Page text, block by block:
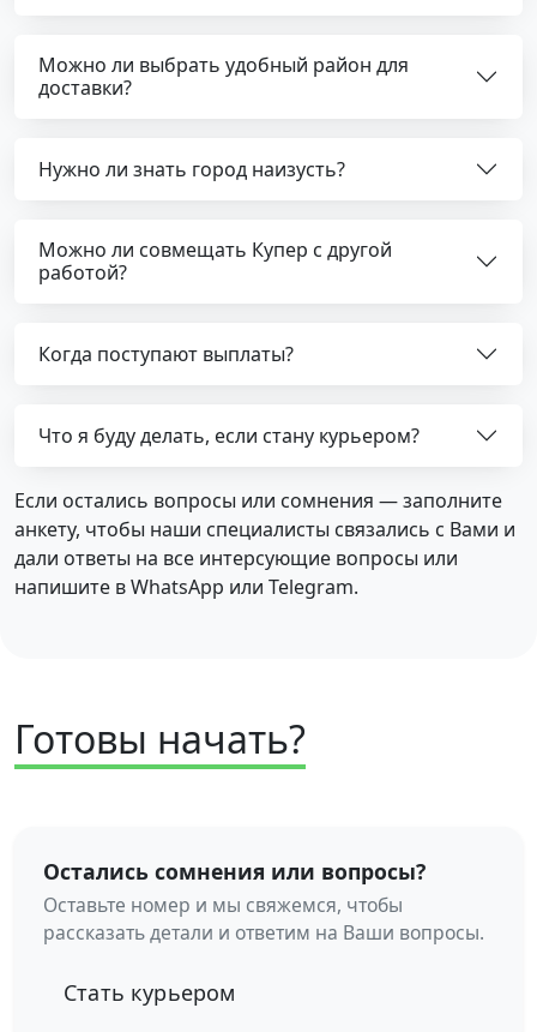
Можно ли выбрать удобный район для
доставки?
Нужно ли знать город наизусть?
Можно ли совмещать Купер с другой
работой?
Когда поступают выплаты?
Что я буду делать, если стану курьером?
Если остались вопросы или сомнения — заполните
анкету, чтобы наши специалисты связались с Вами и
дали ответы на все интерсующие вопросы или
напишите в WhatsApp или Telegram.
Готовы начать?
Остались сомнения или вопросы?
Оставьте номер и мы свяжемся, чтобы
рассказать детали и ответим на Ваши вопросы.
Стать курьером